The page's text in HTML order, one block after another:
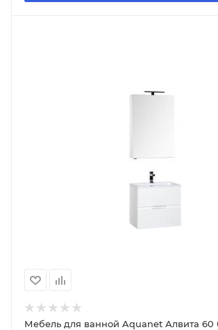
Мебель для ванной Aquanet Алвита 60